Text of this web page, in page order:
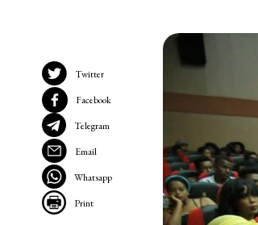
Twitter
Facebook
Telegram
Email
Whatsapp
Print